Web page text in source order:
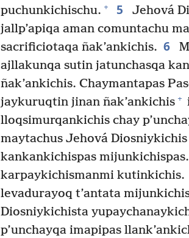
puchunkichischu. + 5
Jehová
jallp’apiqa aman comuntachu
sacrificiotaqa ñak’ankichis. 6
ajllakunqa sutin jatunchasqa
ñak’ankichis. Chaymantapas
jaykuruqtin jinan ñak’ankichis +
lloqsimurqankichis chay
maytachus Jehová
kankankichispas mijunkichispas.
karpaykichismanmi kutinkichis.
levadurayoq t’antata
Diosniykichista
p’unchayqa imapipas